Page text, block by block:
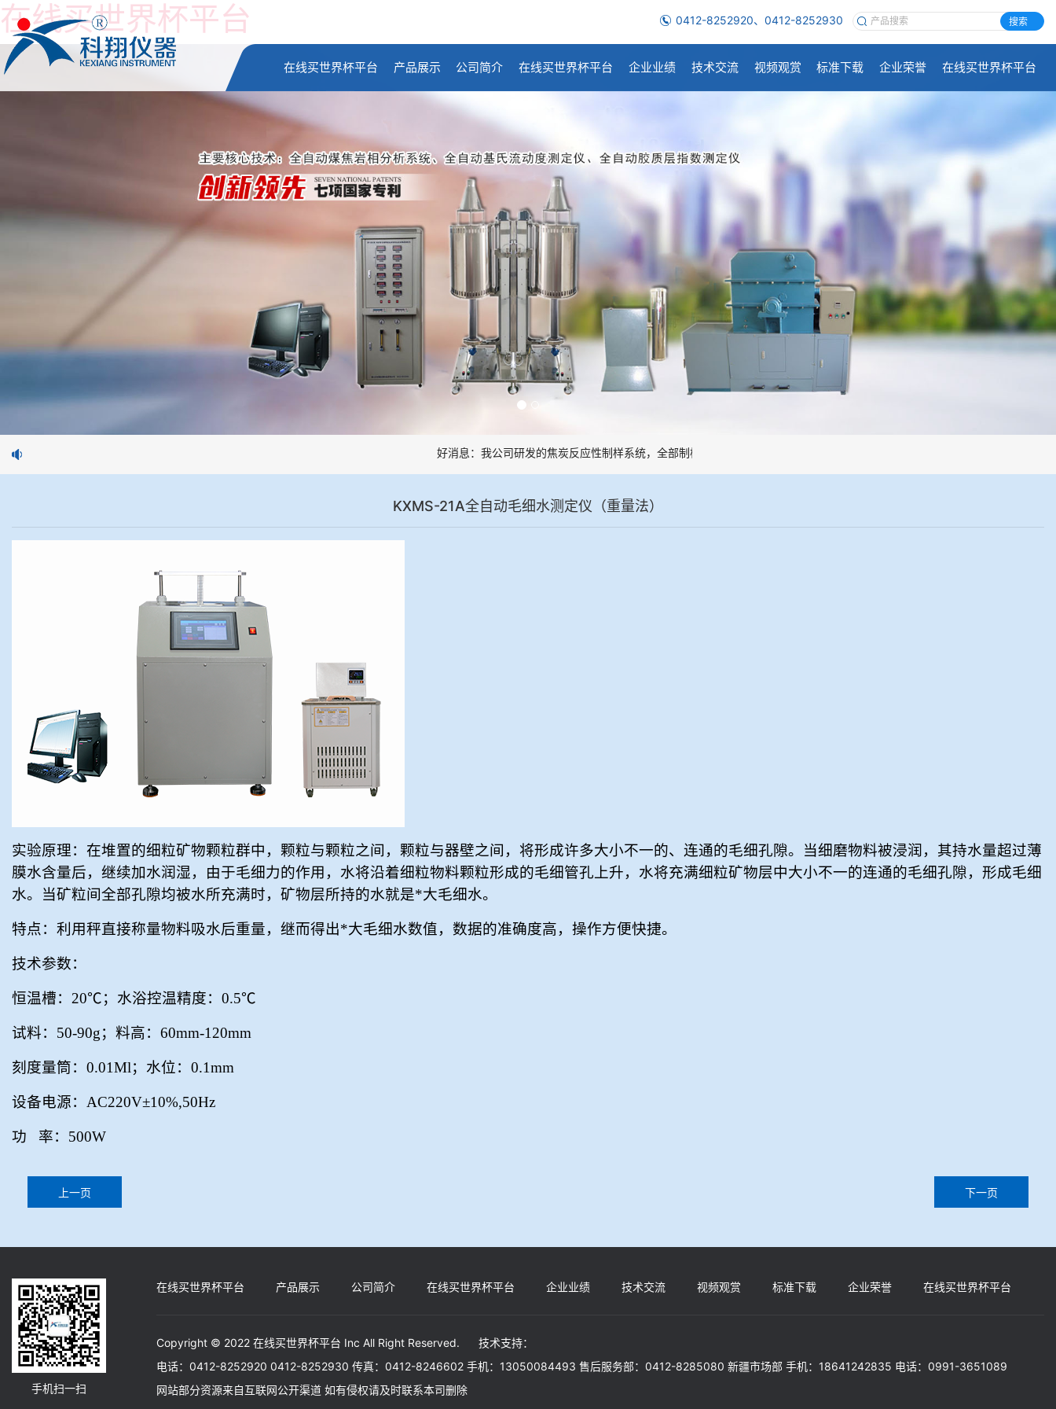
在线买世界杯平台 0412-8252920、0412-8252930 搜索
在线买世界杯平台 产品展示 公司简介 在线买世界杯平台 企业业绩 技术交流 视频观赏 标准下载 企业荣誉 在线买世界杯平台
好消息：我公司研发的焦炭反应性制样系统，全部制样过程机械化操作，没有人为误差，焦球形状与人工制焦球法一致或优于人
KXMS-21A全自动毛细水测定仪（重量法）
实验原理：在堆置的细粒矿物颗粒群中，颗粒与颗粒之间，颗粒与器壁之间，将形成许多大小不一的、连通的毛细孔隙。当细磨物料被浸润，其持水量超过薄
膜水含量后，继续加水润湿，由于毛细力的作用，水将沿着细粒物料颗粒形成的毛细管孔上升，水将充满细粒矿物层中大小不一的连通的毛细孔隙，形成毛细
水。当矿粒间全部孔隙均被水所充满时，矿物层所持的水就是*大毛细水。
特点：利用秤直接称量物料吸水后重量，继而得出*大毛细水数值，数据的准确度高，操作方便快捷。
技术参数：
恒温槽： 20℃；水浴控温精度： 0.5℃
试料： 50-90g；料高： 60mm-120mm
刻度量筒： 0.01Ml；水位： 0.1mm
设备电源： AC220V±10%,50Hz
功 率： 500W
上一页 下一页
手机扫一扫
在线买世界杯平台 产品展示 公司简介 在线买世界杯平台 企业业绩 技术交流 视频观赏 标准下载 企业荣誉 在线买世界杯平台
Copyright © 2022 在线买世界杯平台 Inc All Right Reserved. 技术支持：
电话：0412-8252920 0412-8252930 传真：0412-8246602 手机：13050084493 售后服务部：0412-8285080 新疆市场部 手机：18641242835 电话：0991-3651089
网站部分资源来自互联网公开渠道 如有侵权请及时联系本司删除